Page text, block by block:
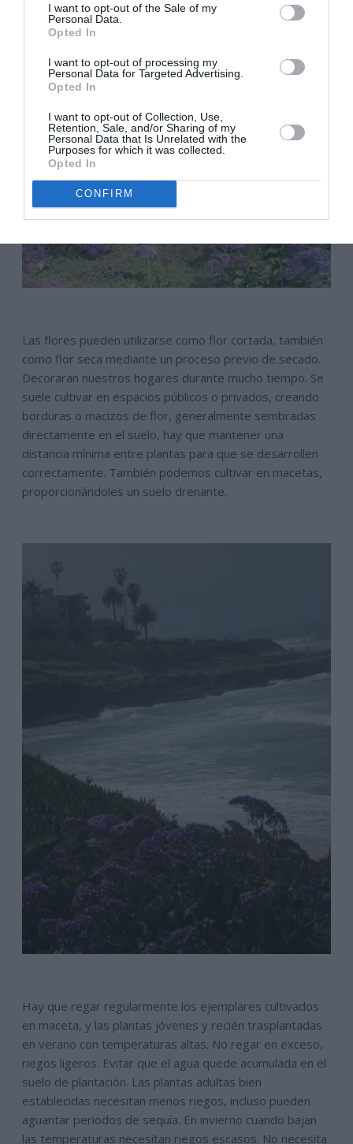
I want to opt-out of the Sale of my
Personal Data.
Opted In
I want to opt-out of processing my
Personal Data for Targeted Advertising.
Opted In
I want to opt-out of Collection, Use,
Retention, Sale, and/or Sharing of my
Personal Data that Is Unrelated with the
Purposes for which it was collected.
Opted In
CONFIRM
gran resistencia a la salinidad, al viento y al calor. Si en
invierno bajan algo las temperaturas puede perder
Las flores pueden utilizarse como flor cortada, también
como flor seca mediante un proceso previo de secado.
Decoraran nuestros hogares durante mucho tiempo. Se
suele cultivar en espacios públicos o privados, creando
borduras o macizos de flor, generalmente sembradas
directamente en el suelo, hay que mantener una
distancia mínima entre plantas para que se desarrollen
correctamente. También podemos cultivar en macetas,
proporcionándoles un suelo drenante.
Hay que regar regularmente los ejemplares cultivados
en maceta, y las plantas jóvenes y recién trasplantadas
en verano con temperaturas altas. No regar en exceso,
riegos ligeros. Evitar que el agua quede acumulada en el
suelo de plantación. Las plantas adultas bien
establecidas necesitan menos riegos, incluso pueden
aguantar periodos de sequía. En invierno cuando bajan
las temperaturas necesitan riegos escasos. No necesita